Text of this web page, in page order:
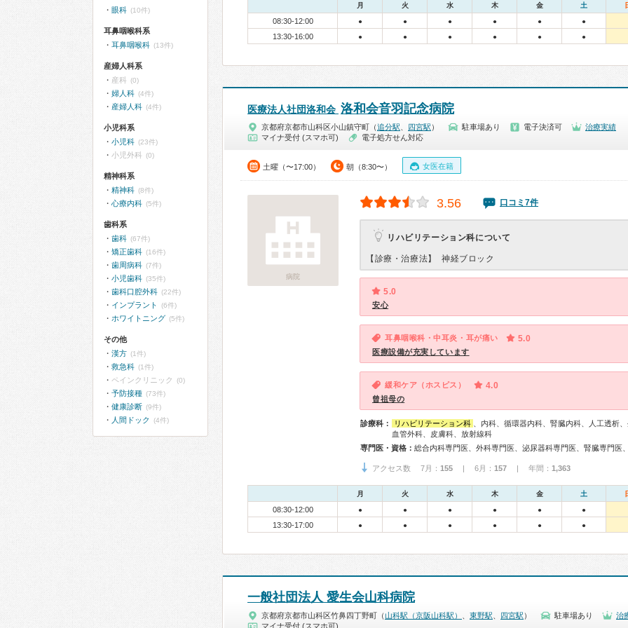
月 火 水 木 金 土
08:30-12:00 ● ● ● ● ● ●
13:30-16:00 ● ● ● ● ● ●
医療法人社団洛和会 洛和会音羽記念病院
京都府京都市山科区小山鎮守町（追分駅 四宮駅 ） 駐車場あり 電子決済可
治療実績
マイナ受付 (スマホ可)
電子処方せん対応
土曜（〜17:00） 朝（8:30〜） 女医在籍
病院
3.56 口コミ7件
リハビリテーション科について
【診療・治療法】 神経ブロック
5.0
安心
耳鼻咽喉科・中耳炎・耳が痛い 5.0
医療設備が充実しています
緩和ケア（ホスピス） 4.0
曾祖母の
診療科： リハビリテーション科
、内科、循環器内科、腎臓内科、人工透析
血管外科、皮膚科、放射線科
専門医・資格：
アクセス数 7月： 155 | 6月： 157 | 年間： 1,363
月 火 水 木 金 土
08:30-12:00 ● ● ● ● ● ●
13:30-17:00 ● ● ● ● ● ●
一般社団法人 愛生会山科病院
京都府京都市山科区竹鼻四丁野町（山科駅（京阪山科駅） 東野駅 四宮駅 ） 駐車場あり
治
マイナ受付 (スマホ可)
眼科 (10件)
耳鼻咽喉科系
耳鼻咽喉科 (13件)
産婦人科系
産科 (0)
婦人科 (4件)
産婦人科 (4件)
小児科系
小児科 (23件)
小児外科 (0)
精神科系
精神科 (8件)
心療内科 (5件)
歯科系
歯科 (67件)
矯正歯科 (16件)
歯周病科 (7件)
小児歯科 (35件)
歯科口腔外科 (22件)
インプラント (6件)
ホワイトニング (5件)
その他
漢方 (1件)
救急科 (1件)
ペインクリニック (0)
予防接種 (73件)
健康診断 (9件)
人間ドック (4件)